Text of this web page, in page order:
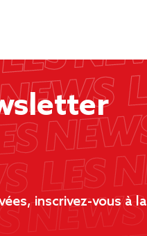
inscrivez-vous à la